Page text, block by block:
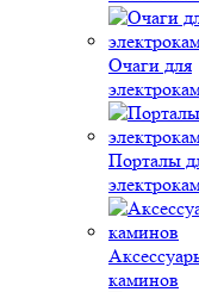
Очаги для
Порталы
каминов